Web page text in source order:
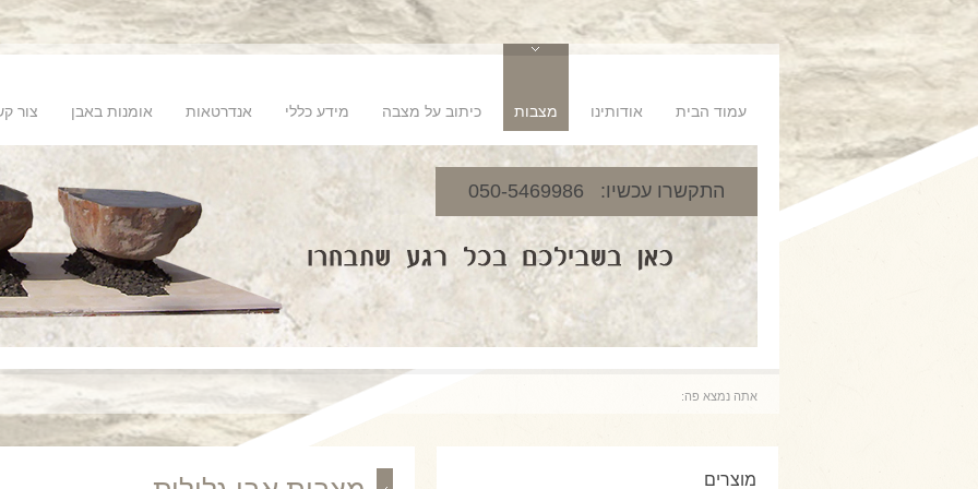
צור אומנות באבן אנדרטאות מידע כללי כיתוב על מצבה מצבות אודותינו עמוד הבית
050-5469986 :התקשרו עכשיו
אתה נמצא פה:
מוצרים